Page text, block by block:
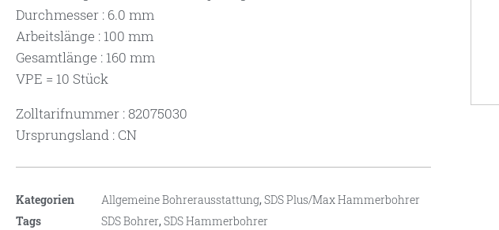
Durchmesser : 6.0 mm
Arbeitslänge : 100 mm
Gesamtlänge : 160 mm
VPE = 10 Stück
Zolltarifnummer : 82075030
Ursprungsland : CN
Kategorien Allgemeine Bohrerausstattung,SDS Plus/Max Hammerbohrer
Tags
SDS Bohrer,SDS Hammerbohrer